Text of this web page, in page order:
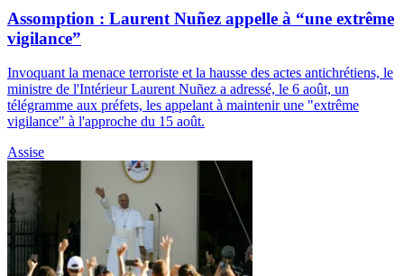
Assomption : Laurent Nuñez appelle à “une extrême
vigilance”
Invoquant la menace terroriste et la hausse des actes antichrétiens, le
ministre de l'Intérieur Laurent Nuñez a adressé, le 6 août, un
télégramme aux préfets, les appelant à maintenir une "extrême
vigilance" à l'approche du 15 août.
Assise